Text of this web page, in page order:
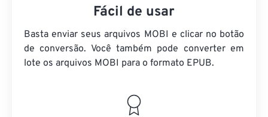
Fácil de usar
Basta enviar seus arquivos MOBI e clicar no botão
de conversão. Você também pode converter em
lote os arquivos MOBI para o formato EPUB.